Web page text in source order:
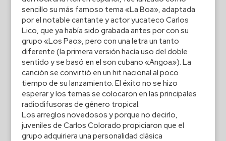
sencillo su más famoso tema «La Boa», adaptada
por el notable cantante y actor yucateco Carlos
Lico, que ya había sido grabada antes por con su
grupo «Los Pao», pero con una letra un tanto
diferente (la primera versión hacía uso del doble
sentido y se basó en el son cubano «Angoa»). La
canción se convirtió en un hit nacional al poco
tiempo de su lanzamiento. El éxito no se hizo
esperar y los temas se colocaron en las principales
radiodifusoras de género tropical.
Los arreglos novedosos y porque no decirlo,
juveniles de Carlos Colorado propiciaron que el
grupo adquiriera una personalidad clásica